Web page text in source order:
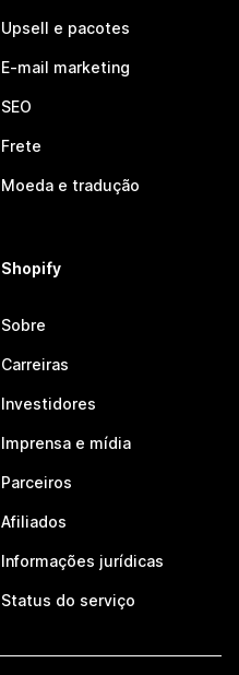
Upsell e pacotes
E-mail marketing
SEO
Frete
Moeda e tradução
Shopify
Sobre
Carreiras
Investidores
Imprensa e mídia
Parceiros
Afiliados
Informações jurídicas
Status do serviço